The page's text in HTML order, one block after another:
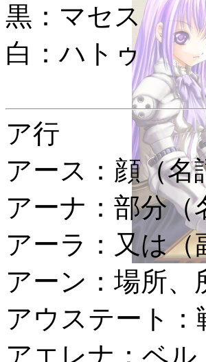
黒：マセス
白：ハトゥ
ア行
アース： 顔（名
アーナ： 部分（
アーラ： 又は（
アーン： 場所、
アウステート：
アエレナ： ベル